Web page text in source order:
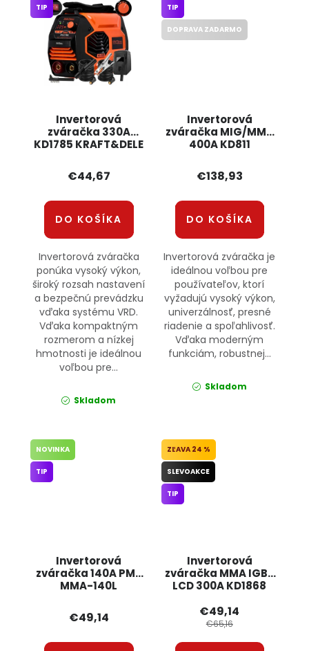
Invertorová
zváračka 330A
KD1785 KRAFT&DELE
TIP
€44,67
DO KOŠÍKA
Invertorová zváračka
ponúka vysoký výkon,
široký rozsah nastavení
a bezpečnú prevádzku
vďaka systému VRD.
Vďaka kompaktným
rozmerom a nízkej
hmotnosti je ideálnou
voľbou pre...
Skladom
Invertorová
zváračka MIG/MMA
400A KD811
TIP
DOPRAVA ZADARMO
€138,93
DO KOŠÍKA
Invertorová zváračka je
ideálnou voľbou pre
používateľov, ktorí
vyžadujú vysoký výkon,
univerzálnosť, presné
riadenie a spoľahlivosť.
Vďaka moderným
funkciám, robustnej...
Skladom
Invertorová
zváračka 140A PM-
MMA-140L
NOVINKA
TIP
€49,14
Invertorová
zváračka MMA IGBT
LCD 300A KD1868
24 %
SLEVOAKCE
TIP
€49,14
€65,16